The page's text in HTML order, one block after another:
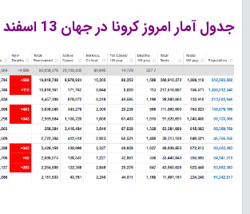
جدول آمار امروز کرونا در جهان 13 اسفند 1399